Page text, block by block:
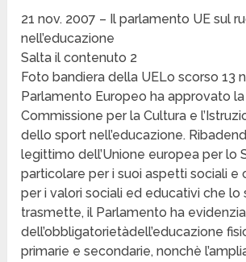
21 nov. 2007 – Il parlamento UE sul
nell’educazione
Salta il contenuto 2
Foto bandiera della UELo scorso 13
Parlamento Europeo ha approvato
Commissione per la Cultura e
dello sport nell’educazione.
legittimo dell’Unione europea per lo
particolare per i suoi aspetti sociali e
per i valori sociali ed educativi che lo
trasmette, il Parlamento ha
dell’obbligatorietàdell’educazione
primarie e secondarie, nonchè